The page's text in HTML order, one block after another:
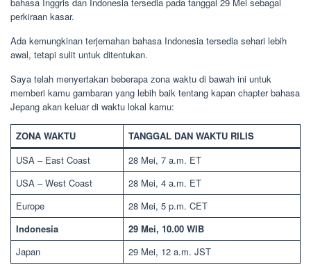
perkiraan kasar.
Ada kemungkinan terjemahan bahasa Indonesia tersedia sehari lebih
awal, tetapi sulit untuk ditentukan.
Saya telah menyertakan beberapa zona waktu di bawah ini untuk
memberi kamu gambaran yang lebih baik tentang kapan chapter bahasa
Jepang akan keluar di waktu lokal kamu:
ZONA WAKTU
TANGGAL DAN WAKTU RILIS
USA – East Coast
28 Mei, 7 a.m. ET
USA – West Coast
28 Mei, 4 a.m. ET
Europe
28 Mei, 5 p.m. CET
Indonesia
29 Mei, 10.00 WIB
Japan
29 Mei, 12 a.m. JST